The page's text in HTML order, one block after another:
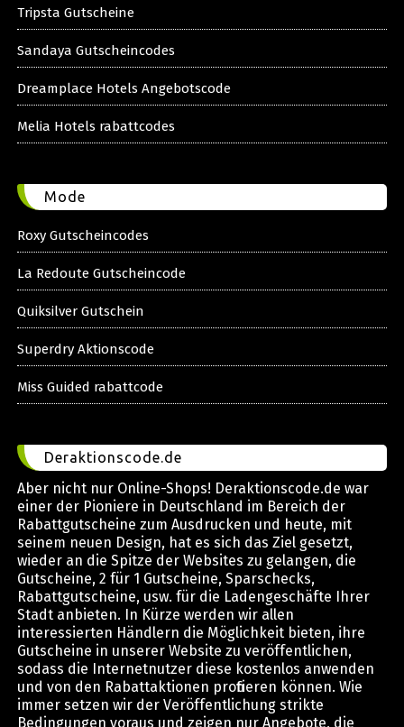
Tripsta Gutscheine
Sandaya Gutscheincodes
Dreamplace Hotels Angebotscode
Melia Hotels rabattcodes
Mode
Roxy Gutscheincodes
La Redoute Gutscheincode
Quiksilver Gutschein
Superdry Aktionscode
Miss Guided rabattcode
Deraktionscode.de
Aber nicht nur Online-Shops! Deraktionscode.de war
einer der Pioniere in Deutschland im Bereich der
Rabattgutscheine zum Ausdrucken und heute, mit
seinem neuen Design, hat es sich das Ziel gesetzt,
wieder an die Spitze der Websites zu gelangen, die
Gutscheine, 2 für 1 Gutscheine, Sparschecks,
Rabattgutscheine, usw. für die Ladengeschäfte Ihrer
Stadt anbieten. In Kürze werden wir allen
interessierten Händlern die Möglichkeit bieten, ihre
Gutscheine in unserer Website zu veröffentlichen,
sodass die Internetnutzer diese kostenlos anwenden
und von den Rabattaktionen profitieren können. Wie
immer setzen wir der Veröffentlichung strikte
Bedingungen voraus und zeigen nur Angebote, die